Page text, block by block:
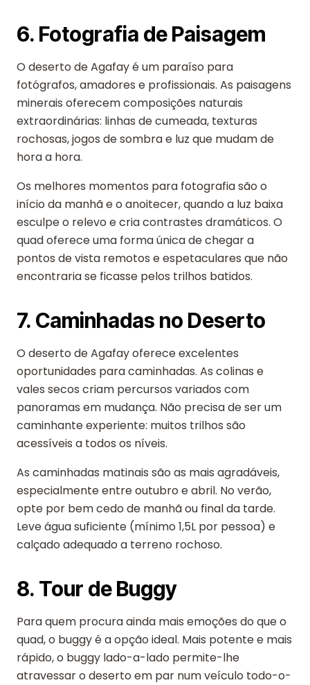
6. Fotografia de Paisagem
O deserto de Agafay é um paraíso para
fotógrafos, amadores e profissionais. As paisagens
minerais oferecem composições naturais
extraordinárias: linhas de cumeada, texturas
rochosas, jogos de sombra e luz que mudam de
hora a hora.
Os melhores momentos para fotografia são o
início da manhã e o anoitecer, quando a luz baixa
esculpe o relevo e cria contrastes dramáticos. O
quad oferece uma forma única de chegar a
pontos de vista remotos e espetaculares que não
encontraria se ficasse pelos trilhos batidos.
7. Caminhadas no Deserto
O deserto de Agafay oferece excelentes
oportunidades para caminhadas. As colinas e
vales secos criam percursos variados com
panoramas em mudança. Não precisa de ser um
caminhante experiente: muitos trilhos são
acessíveis a todos os níveis.
As caminhadas matinais são as mais agradáveis,
especialmente entre outubro e abril. No verão,
opte por bem cedo de manhã ou final da tarde.
Leve água suficiente (mínimo 1,5L por pessoa) e
calçado adequado a terreno rochoso.
8. Tour de Buggy
Para quem procura ainda mais emoções do que o
quad, o buggy é a opção ideal. Mais potente e mais
rápido, o buggy lado-a-lado permite-lhe
atravessar o deserto em par num veículo todo-o-